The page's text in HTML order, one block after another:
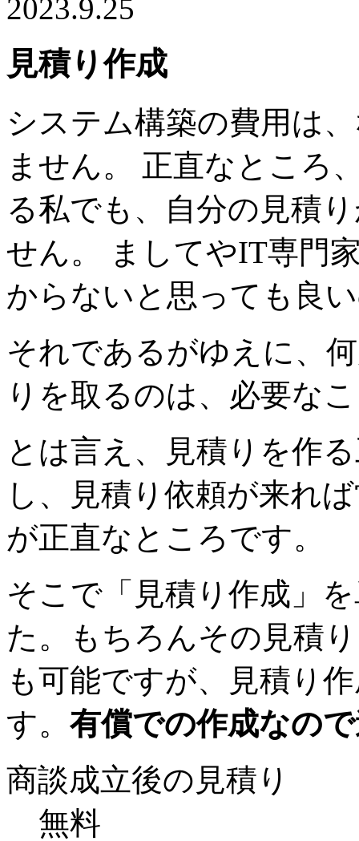
2023.9.25
見積り作成
システム構築の費用は
ません。 正直なところ
る私でも、自分の見積
せん。 ましてやIT専門
からないと思っても良
それであるがゆえに、
りを取るのは、必要な
とは言え、見積りを作
し、見積り依頼が来れ
が正直なところです。
そこで「見積り作成」
た。もちろんその見積
も可能ですが、見積り
す。 有償での作成なの
商談成立後の見積り
無料